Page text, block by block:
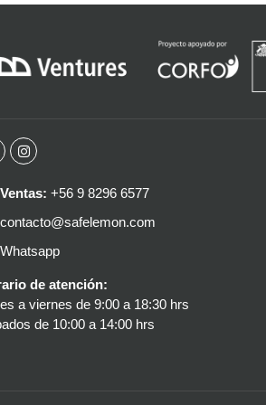
Ventas: +56 9 8296 6577
de atención:
a viernes de 9:00 a 18:30 hrs
de 10:00 a 14:00 hrs